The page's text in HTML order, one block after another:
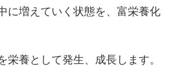
に増えていく状態を、富栄養化
栄養として発生、成長します。